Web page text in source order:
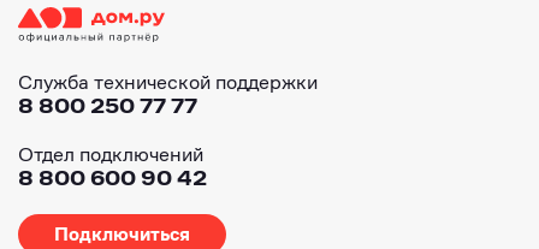
Служба технической поддержки
8 800 250 77 77
Отдел подключений
8 800 600 90 42
Подключиться